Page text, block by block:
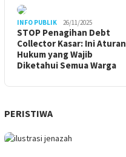
INFO PUBLIK 26/11/2025
STOP Penagihan Debt
Collector Kasar: Ini Aturan
Hukum yang Wajib
Diketahui Semua Warga
PERISTIWA